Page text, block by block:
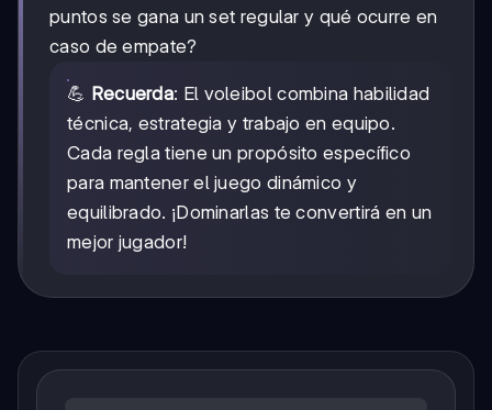
puntos se gana un set regular y qué ocurre en
caso de empate?
💪 Recuerda: El voleibol combina habilidad
técnica, estrategia y trabajo en equipo.
Cada regla tiene un propósito específico
para mantener el juego dinámico y
equilibrado. ¡Dominarlas te convertirá en un
mejor jugador!